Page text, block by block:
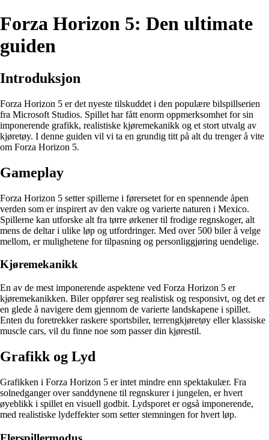
Forza Horizon 5: Den ultimate
guiden
Introduksjon
Forza Horizon 5 er det nyeste tilskuddet i den populære bilspillserien
fra Microsoft Studios. Spillet har fått enorm oppmerksomhet for sin
imponerende grafikk, realistiske kjøremekanikk og et stort utvalg av
kjøretøy. I denne guiden vil vi ta en grundig titt på alt du trenger å vite
om Forza Horizon 5.
Gameplay
Forza Horizon 5 setter spillerne i førersetet for en spennende åpen
verden som er inspirert av den vakre og varierte naturen i Mexico.
Spillerne kan utforske alt fra tørre ørkener til frodige regnskoger, alt
mens de deltar i ulike løp og utfordringer. Med over 500 biler å velge
mellom, er mulighetene for tilpasning og personliggjøring uendelige.
Kjøremekanikk
En av de mest imponerende aspektene ved Forza Horizon 5 er
kjøremekanikken. Biler oppfører seg realistisk og responsivt, og det er
en glede å navigere dem gjennom de varierte landskapene i spillet.
Enten du foretrekker raskere sportsbiler, terrengkjøretøy eller klassiske
muscle cars, vil du finne noe som passer din kjørestil.
Grafikk og Lyd
Grafikken i Forza Horizon 5 er intet mindre enn spektakulær. Fra
solnedganger over sanddynene til regnskurer i jungelen, er hvert
øyeblikk i spillet en visuell godbit. Lydsporet er også imponerende,
med realistiske lydeffekter som setter stemningen for hvert løp.